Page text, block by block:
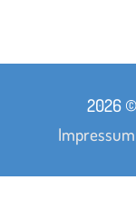
2026
Impressum